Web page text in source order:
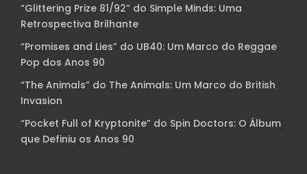
“Glittering Prize 81/92” do Simple Minds: Uma
Retrospectiva Brilhante
“Promises and Lies” do UB40: Um Marco do Reggae
Pop dos Anos 90
“The Animals” do The Animals: Um Marco do British
Invasion
“Pocket Full of Kryptonite” do Spin Doctors: O Álbum
que Definiu os Anos 90